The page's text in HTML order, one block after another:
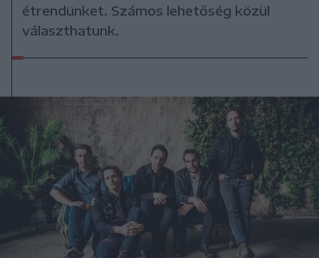
étrendünket. Számos lehetőség közül
választhatunk.